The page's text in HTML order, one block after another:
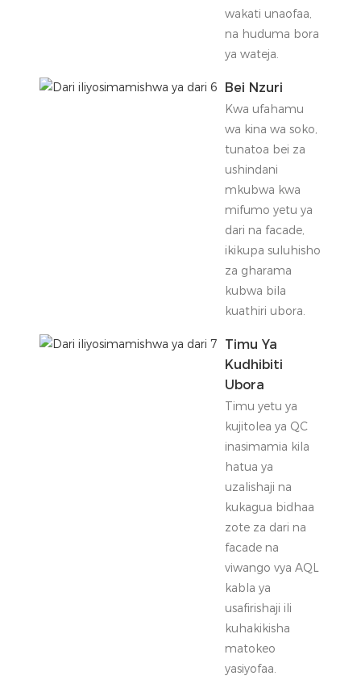
wakati unaofaa,
na huduma bora
ya wateja.
Bei Nzuri
Kwa ufahamu
wa kina wa soko,
tunatoa bei za
ushindani
mkubwa kwa
mifumo yetu ya
dari na facade,
ikikupa suluhisho
za gharama
kubwa bila
kuathiri ubora.
Timu Ya
Kudhibiti
Ubora
Timu yetu ya
kujitolea ya QC
inasimamia kila
hatua ya
uzalishaji na
kukagua bidhaa
zote za dari na
facade na
viwango vya AQL
kabla ya
usafirishaji ili
kuhakikisha
matokeo
yasiyofaa.